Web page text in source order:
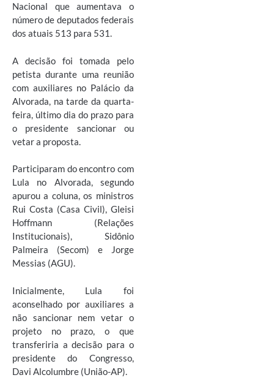
Nacional que aumentava o
número de deputados federais
dos atuais 513 para 531.
A decisão foi tomada pelo
petista durante uma reunião
com auxiliares no Palácio da
Alvorada, na tarde da quarta-
feira, último dia do prazo para
o presidente sancionar ou
vetar a proposta.
Participaram do encontro com
Lula no Alvorada, segundo
apurou a coluna, os ministros
Rui Costa (Casa Civil), Gleisi
Hoffmann (Relações
Institucionais), Sidônio
Palmeira (Secom) e Jorge
Messias (AGU).
Inicialmente, Lula foi
aconselhado por auxiliares a
não sancionar nem vetar o
projeto no prazo, o que
transferiria a decisão para o
presidente do Congresso,
Davi Alcolumbre (União-AP).